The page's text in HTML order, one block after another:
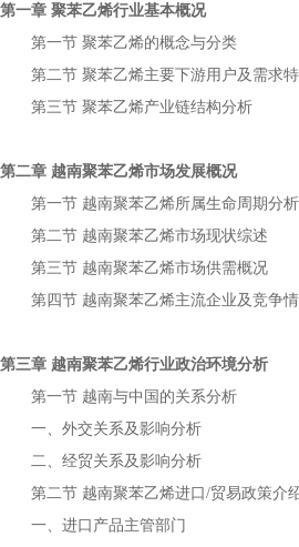
第一章 聚苯乙烯行业基本概况
第一节 聚苯乙烯的概念与分类
第二节 聚苯乙烯主要下游用户及需求
第三节 聚苯乙烯产业链结构分析
第二章 越南聚苯乙烯市场发展概况
第一节 越南聚苯乙烯所属生命周期分析
第二节 越南聚苯乙烯市场现状综述
第三节 越南聚苯乙烯市场供需概况
第四节 越南聚苯乙烯主流企业及竞争
第三章 越南聚苯乙烯行业政治环境分析
第一节 越南与中国的关系分析
一、外交关系及影响分析
二、经贸关系及影响分析
第二节 越南聚苯乙烯进口/贸易政策介
一、进口产品主管部门